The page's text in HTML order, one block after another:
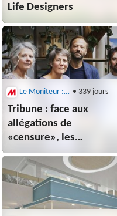
Life Designers
Le Moniteur : Architecture • 339 jours
Tribune : face aux
allégations de
«censure», les
architectes associés de
Chartier-Dalix veulent
«rétablir les faits et
défendre leur agence»